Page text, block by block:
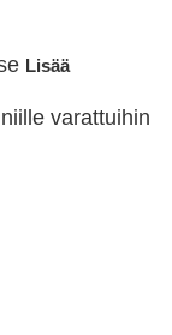
Lisää
varattuihin